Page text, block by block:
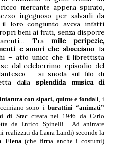
mercante appena spirato,
ingegnoso per salvarli da
il loro congiunto aveva infatti
beni ai frati, senza disporre
Tra mille peripezie,
e amori che sbocciano, la
– atto unico che il librettista
dal celeberrimo episodio del
- si snoda sul filo di
dallasplendida musica di
con sipari, quinte e fondali, i
sono iburattini “animati”
di Staccreata nel 1946 da Carlo
da Enrico Spinelli. Ad animare
realizzati da Laura Landi) secondo la
Elena (che firma anche i costumi)